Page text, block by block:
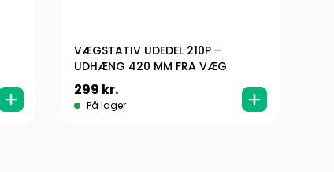
VÆGSTATIV UDEDEL 210P –
UDHÆNG 420 MM FRA VÆG
299 kr.
På lager